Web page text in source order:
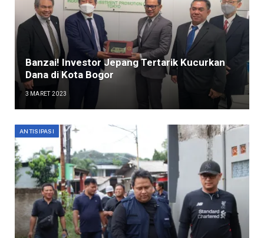
Banzai! Investor Jepang Tertarik Kucurkan
Dana di Kota Bogor
3 MARET 2023
ANTISIPASI